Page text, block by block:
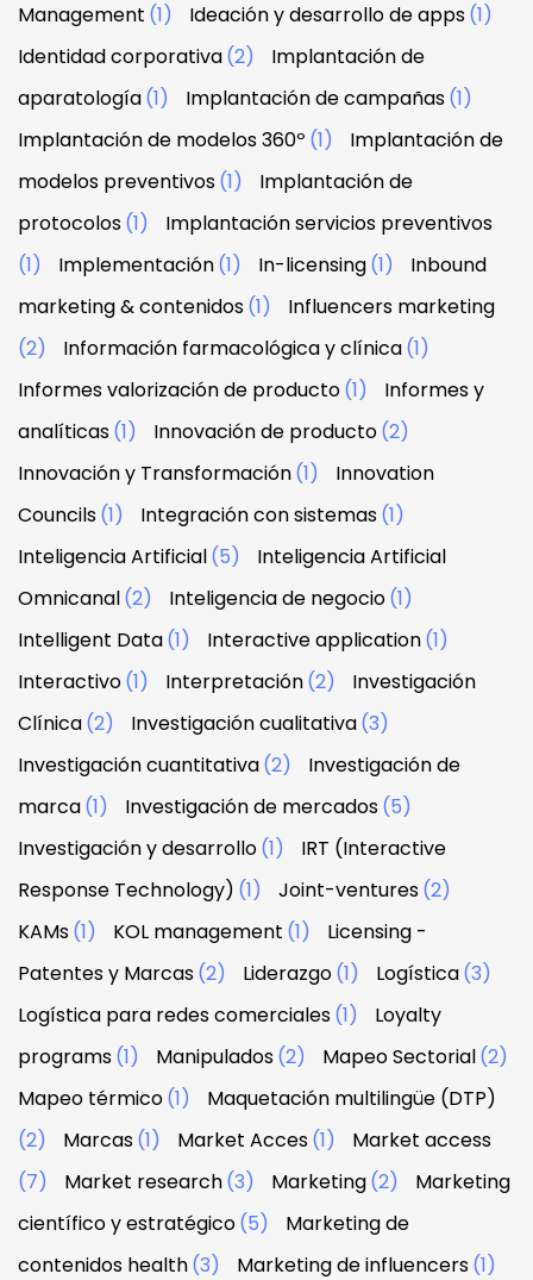
Management (1) Ideación y desarrollo de apps(1)
Identidad corporativa(2)
Implantación de
aparatología(1) Implantación de campañas(1)
Implantación de modelos 360º (1)
Implantación de
modelos preventivos(1)
Implantación de
protocolos(1)
Implantación servicios preventivos
(1)
Implementación(1) In-licensing(1)
Inbound
marketing & contenidos(1)
Influencers marketing
(2)
Información farmacológica y clínica(1)
Informes valorización de producto(1)
Informes y
analíticas(1) Innovación de producto(2)
Innovación y Transformación(1)
Innovation
Councils(1) Integración con sistemas(1)
Inteligencia Artificial(5)
Inteligencia Artificial
Omnicanal(2) Inteligencia de negocio(1)
Intelligent Data(1) Interactive application(1)
Interactivo(1) Interpretación(2)
Investigación
Clínica(2) Investigación cualitativa(3)
Investigación cuantitativa(2)
Investigación de
marca(1) Investigación de mercados(5)
Investigación y desarrollo(1)
IRT (Interactive
Response Technology) (1) Joint-ventures(2)
KAMs(1) KOL management (1)
Licensing -
Patentes y Marcas(2) Liderazgo(1) Logística(3)
Logística para redes comerciales(1)
Loyalty
programs(1) Manipulados(2) Mapeo Sectorial(2)
Mapeo térmico(1)
Maquetación multilingüe (DTP)
(2)
Marcas(1) Market Acces(1)
Market access
(7)
Market research(3) Marketing(2)
Marketing
científico y estratégico(5)
Marketing de
contenidos health(3) Marketing de influencers(1)